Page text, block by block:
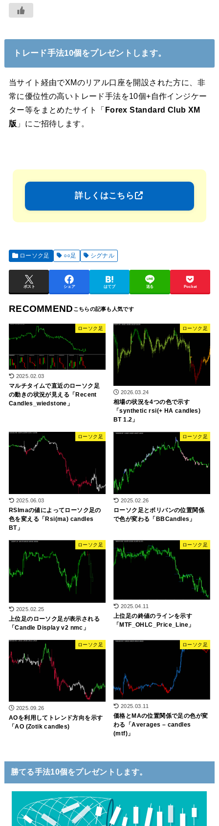
トレード手法10個をプレゼントします。
当サイト経由でXMのリアル口座を開設された方に、非
常に優位性の高いトレード手法を10個+自作インジケー
ター等をまとめたサイト「 Forex Standard Club XM
版 」にご招待します。
詳しくはこちら
ローソク足 ○○足 シグナル
ポスト シェア はてブ 送る Pocket
RECOMMEND
ローソク足
2025.02.03
マルチタイムで直近のローソク足
の動きの状況が見える「Recent
Candles_wiedstone」
ローソク足
2026.03.24
相場の状況を4つの色で示す
「synthetic rsi(+ HA candles)
BT 1.2」
ローソク足
2025.06.03
RSImaの値によってローソク足の
色を変える「Rsi(ma) candles
BT」
ローソク足
2025.02.26
ローソク足とボリバンの位置関係
で色が変わる「BBCandles」
ローソク足
2025.02.25
上位足のローソク足が表示される
「Candle Display v2 nmc」
ローソク足
2025.04.11
上位足の終値のラインを示す
「MTF_OHLC_Price_Line」
ローソク足
2025.09.26
AOを利用してトレンド方向を示す
「AO (Zotik candles)
ローソク足
2025.03.11
価格とMAの位置関係で足の色が変
わる「Averages – candles
(mtf)」
勝てる手法10個をプレゼントします。